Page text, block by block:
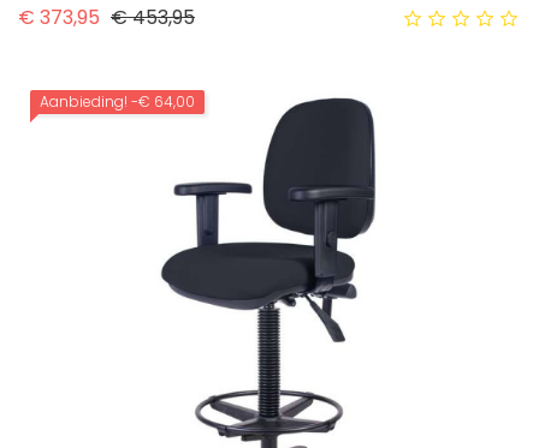
€ 373,95 Normale prijs
€ 453,95Prijs
Aanbieding! -€ 64,00